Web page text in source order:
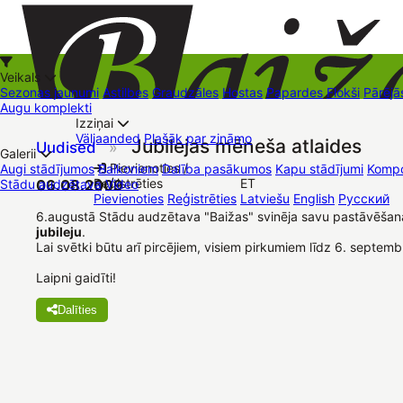
+37126545879 baizas@baizas.lv
Pievienoties /
Reģistrēties
Pievienoties Reģistrēties
ET
Latviešu English Русский
Veikals
Sezonas jaunumi Astilbes Graudzāles Hostas Papardes Flokši
Augu komplekti
Kā iepirkties
Izziņai
Väljaanded Plašāk par zināmo
Galerii
Augi stādījumos Balkoniem Dalība pasākumos Kapu stādījumi
Stādu audzētava Video
Kontaktid Dāvanu kartes Augu komplekti
Uudised » Jubilejas mēneša atlaides
06.08.2009
6.augustā Stādu audzētava "Baižas" svinēja savu
jubileju.
Lai svētki būtu arī pircējiem, visiem pirkumiem līdz 6.
Laipni gaidīti!
Dalīties